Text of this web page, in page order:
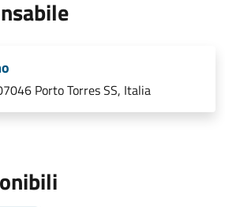
Porto Torres SS, Italia